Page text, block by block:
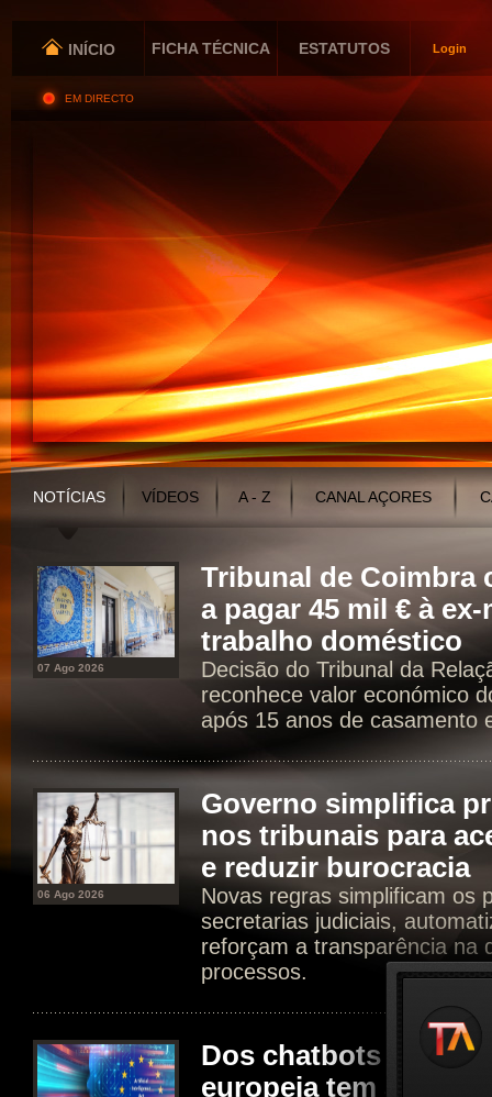
INÍCIO FICHA TÉCNICA ESTATUTOS Login
EM DIRECTO
NOTÍCIAS VÍDEOS A - Z CANAL AÇORES
07 Ago 2026
Tribunal de Coimbra
a pagar 45 mil € à
trabalho doméstico
Decisão do Tribunal da
reconhece valor económico
após 15 anos de casamento
06 Ago 2026
Governo simplifica
nos tribunais para
e reduzir burocracia
Novas regras simplificam os
secretarias judiciais,
reforçam a transparência na
processos.
Dos chatbots aos
europeia tem agora